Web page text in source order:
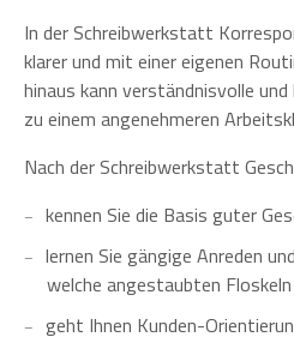
In der Schreibwerkstatt
klarer und mit einer eigenen
hinaus kann verständnisvolle
zu einem angenehmeren
Nach der Schreibwerkstatt
kennen Sie die Basis guter
lernen Sie gängige Anreden
welche angestaubten
geht Ihnen Kunden-